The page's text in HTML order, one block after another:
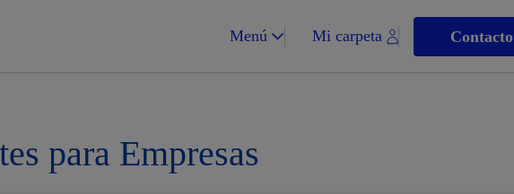
Menú Mi carpeta Contacto
para Empresas